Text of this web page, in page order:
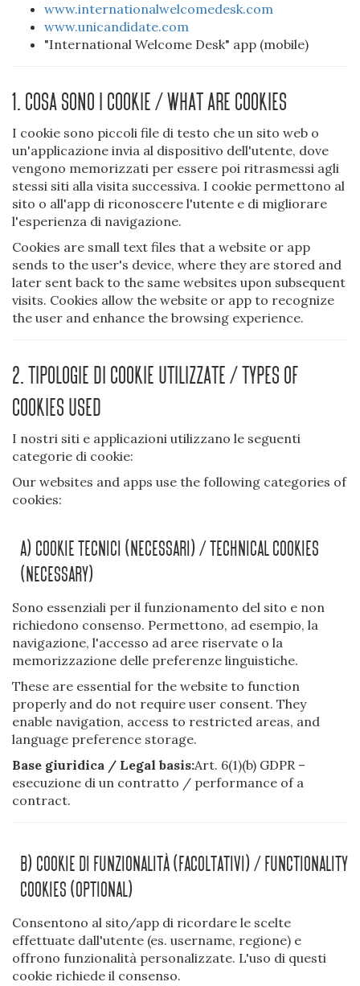
www.internationalwelcomedesk.com
www.unicandidate.com
"International Welcome Desk" app (mobile)
1. Cosa sono i cookie / What are cookies
I cookie sono piccoli file di testo che un sito web o
un'applicazione invia al dispositivo dell'utente, dove
vengono memorizzati per essere poi ritrasmessi agli
stessi siti alla visita successiva. I cookie permettono al
sito o all'app di riconoscere l'utente e di migliorare
l'esperienza di navigazione.
Cookies are small text files that a website or app
sends to the user's device, where they are stored and
later sent back to the same websites upon subsequent
visits. Cookies allow the website or app to recognize
the user and enhance the browsing experience.
2. Tipologie di cookie utilizzate / Types of
cookies used
I nostri siti e applicazioni utilizzano le seguenti
categorie di cookie:
Our websites and apps use the following categories of
cookies:
A) Cookie Tecnici (necessari) / Technical Cookies
(necessary)
Sono essenziali per il funzionamento del sito e non
richiedono consenso. Permettono, ad esempio, la
navigazione, l'accesso ad aree riservate o la
memorizzazione delle preferenze linguistiche.
These are essential for the website to function
properly and do not require user consent. They
enable navigation, access to restricted areas, and
language preference storage.
Base giuridica / Legal basis:Art. 6(1)(b) GDPR –
esecuzione di un contratto / performance of a
contract.
B) Cookie Di Funzionalità (facoltativi) / Functionality
Cookies (optional)
Consentono al sito/app di ricordare le scelte
effettuate dall'utente (es. username, regione) e
offrono funzionalità personalizzate. L'uso di questi
cookie richiede il consenso.